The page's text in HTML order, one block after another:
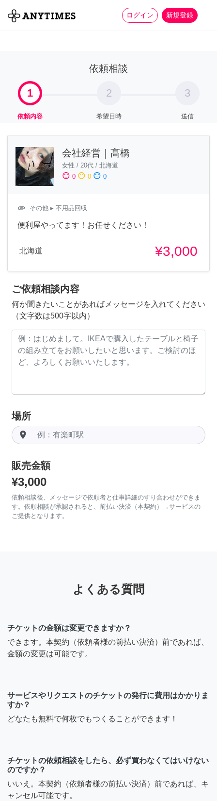
ログイン 新規登録
全て 家事 more_horiz
依頼相談
1
依頼内容
2
希望日時
3
送信
会社経営｜髙橋
女性 / 20代 / 北海道
sentiment_satisfied 0 sentiment_neutral 0 sentiment_dissatisfied 0
attachment その他 ▸ 不用品回収
便利屋やってます！お任せください！
北海道 ¥3,000
ご依頼相談内容
何か聞きたいことがあればメッセージを入れてください
（文字数は500字以内）
場所
room
販売金額
¥3,000
依頼相談後、メッセージで依頼者と仕事詳細のすり合わせができま
す。依頼相談が承認されると、前払い決済（本契約）→サービスの
ご提供となります。
よくある質問
チケットの金額は変更できますか？
できます。本契約（依頼者様の前払い決済）前であれば、
金額の変更は可能です。
サービスやリクエストのチケットの発行に費用はかかりま
すか？
どなたも無料で何枚でもつくることができます！
チケットの依頼相談をしたら、必ず買わなくてはいけない
のですか？
いいえ。本契約（依頼者様の前払い決済）前であれば、キ
ャンセル可能です。